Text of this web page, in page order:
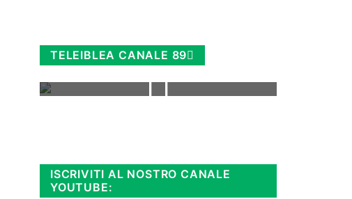
TELEIBLEA CANALE 89
ISCRIVITI AL NOSTRO CANALE
YOUTUBE: